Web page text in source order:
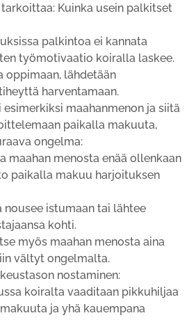
Kuinka usein palkitset
palkintoa ei kannata
työmotivaatio koiralla laskee.
oppimaan, lähdetään
harventamaan.
esimerkiksi maahanmenon ja siitä
paikalla makuuta,
ongelma:
maahan menosta enää ollenkaan
paikalla makuu harjoituksen
nousee istumaan tai lähtee
kohti.
myös maahan menosta aina
vältyt ongelmalta.
nostaminen:
koiralta vaaditaan pikkuhiljaa
ja yhä kauempana